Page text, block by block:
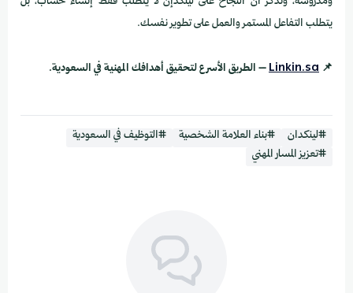
يتطلب التفاعل المستمر والعمل على تطوير نفسك.
📌
Linkin.sa– الطريق الأسرع لتحقيق أهدافك المهنية في السعودية.
#لينكدان #بناء العلامة الشخصية
#التوظيف في السعودية
#تعزيز المسار المهني